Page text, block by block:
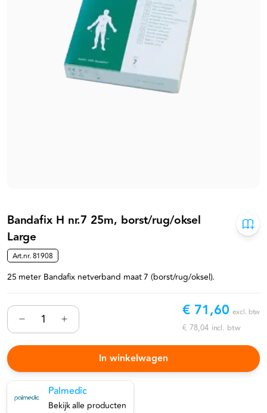
Bandafix H nr.7 25m, borst/rug/oksel
Large
Art.nr.81908
25 meter Bandafix netverband maat 7 (borst/rug/oksel).
€ 71,60 excl. btw
€ 78,04 incl. btw
In winkelwagen
Palmedic
Bekijk alle producten